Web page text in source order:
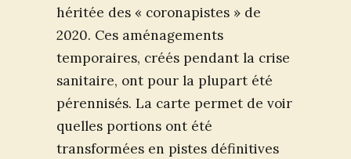
héritée des « coronapistes » de
2020. Ces aménagements
temporaires, créés pendant la crise
sanitaire, ont pour la plupart été
pérennisés. La carte permet de voir
quelles portions ont été
transformées en pistes définitives